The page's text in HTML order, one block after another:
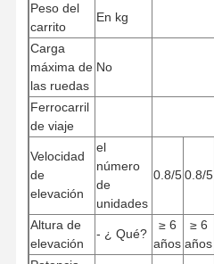
Peso del
carrito
En kg
Carga
máxima de
las ruedas
No
Ferrocarril
de viaje
Velocidad
de
elevación
el
número
de
unidades
0.8/50.8/5
Altura de
elevación
- ¿ Qué?
≥ 6
años
≥ 6
años